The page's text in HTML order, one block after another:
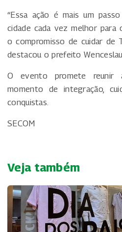
“Essa ação é mais um
cidade cada vez melhor para
o compromisso de cuidar de
destacou o prefeito
O evento promete reunir
momento de integração,
conquistas.
SECOM
Veja também